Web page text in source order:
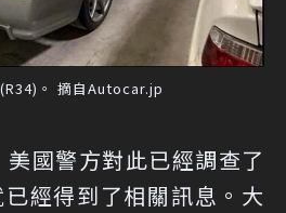
。 摘自Autocar.jp
國警方對此已經調查了
經得到了相關訊息。大